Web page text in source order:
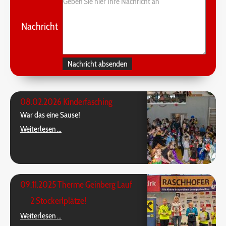
Nachricht
08.02.2026 Kinderfasching
War das eine Sause!
Weiterlesen …
Kinderfasching
09.11.2025 Therme Geinberg Lauf
2 Stockerlplätze!
Weiterlesen …
Therme